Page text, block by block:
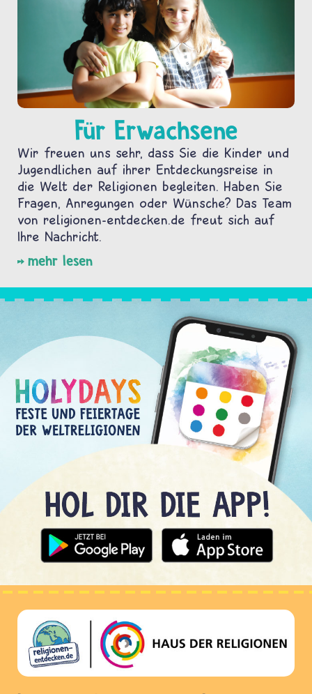
Für Erwachsene
Wir freuen uns sehr, dass Sie die Kinder und
Jugendlichen auf ihrer Entdeckungsreise in
die Welt der Religionen begleiten. Haben Sie
Fragen, Anregungen oder Wünsche? Das Team
von religionen-entdecken.de freut sich auf
Ihre Nachricht.
mehr lesen